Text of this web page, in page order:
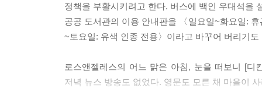
「나는 흑인 여자들을 항상 피부색으로 묘사하는
레, 망할 그레이엄 크래커 갈색이었다고 하다니!
종 차별적이고 결말도 없는 책에 요구르트색, 달
--- p.197
정책을 부활시키려고 한다. 버스에 백인 우대석을
공공 도서관의 이용 안내판을 〈일요일~화요일:
~토요일: 유색 인종 전용〉이라고 바꾸어 버리기
로스앤젤레스의 어느 맑은 아침, 눈을 떠보니 [
저녁 뉴스 방송도 없었다. 영문도 모른 채 마을이